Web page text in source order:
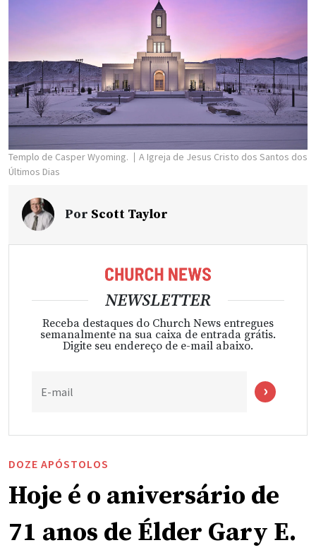
Templo de Casper Wyoming.
A Igreja de Jesus Cristo dos Santos dos
Últimos Dias
Por Scott Taylor
NEWSLETTER
Receba destaques do Church News entregues
semanalmente na sua caixa de entrada grátis.
Digite seu endereço de e-mail abaixo.
E-mail
DOZE APÓSTOLOS
Hoje é o aniversário de
71 anos de Élder Gary E.